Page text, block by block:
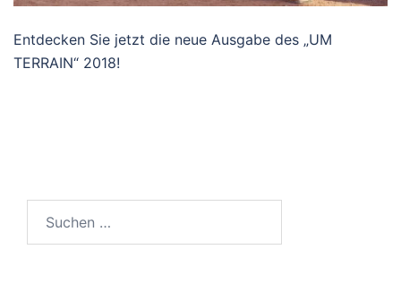
Entdecken Sie jetzt die neue Ausgabe des „UM
TERRAIN“ 2018!
nach: